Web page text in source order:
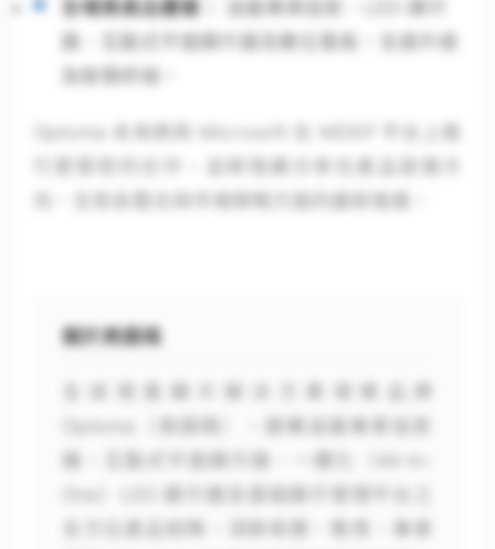
全場景產品覆蓋：
牆、互動式平面顯示器及數位看板，全面升級
為智慧終端。
Optoma 未來將與 Microsoft 在 MDEP 平台上進
行更緊密的合作，並將陸續分享在產品發展方
向、生態系整合與市場策略方面的最新進展。
關於奧圖碼
全球視覺顯示解決方案領導品牌
Optoma（奧圖碼），建構涵蓋專業投影
機、互動式平面顯示器、一體化（All-In-
One）LED 顯示牆及雲端顯示管理平台之
全方位產品矩陣，深耕商務、教育、專業